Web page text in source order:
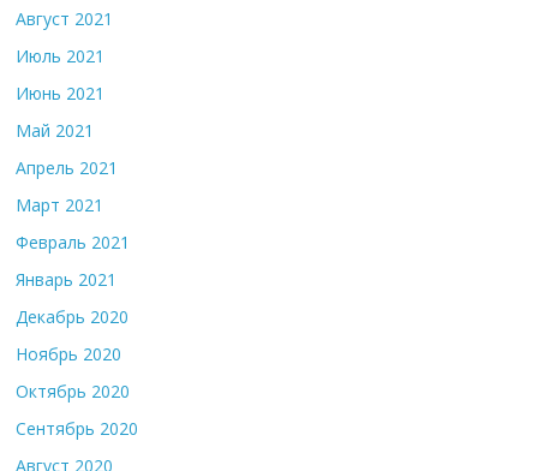
Август 2021
Июль 2021
Июнь 2021
Май 2021
Апрель 2021
Март 2021
Февраль 2021
Январь 2021
Декабрь 2020
Ноябрь 2020
Октябрь 2020
Сентябрь 2020
Август 2020